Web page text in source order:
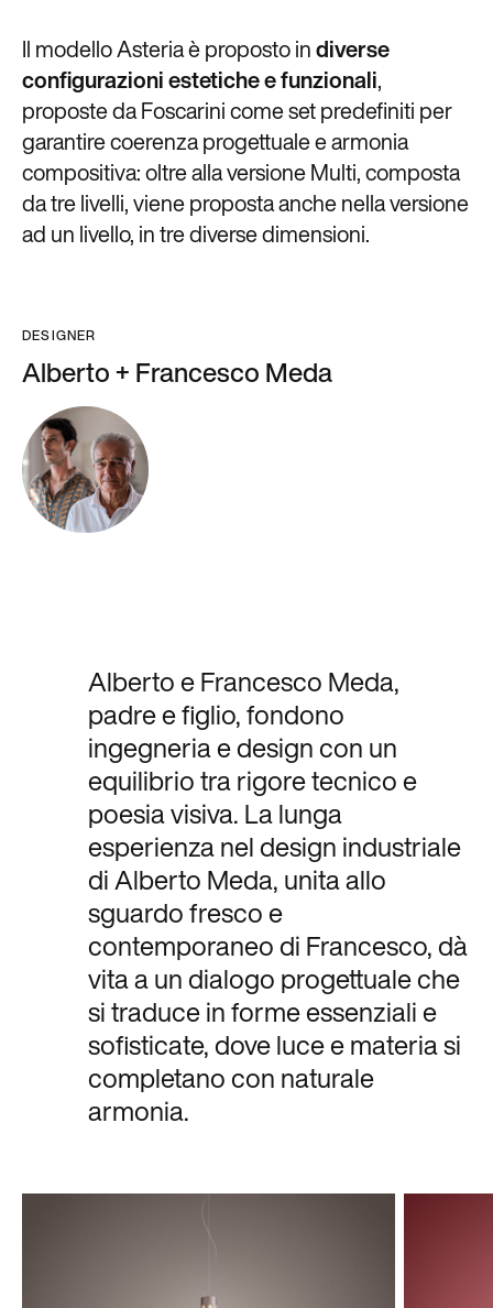
Il modello Asteria è proposto indiverse
configurazioni estetiche e funzionali,
proposte da Foscarini come set predefiniti per
garantire coerenza progettuale e armonia
compositiva: oltre alla versione Multi, composta
da tre livelli, viene proposta anche nella versione
ad un livello, in tre diverse dimensioni.
DESIGNER
Alberto + Francesco Meda
Alberto e Francesco Meda,
padre e figlio, fondono
ingegneria e design con un
equilibrio tra rigore tecnico e
poesia visiva. La lunga
esperienza nel design industriale
di Alberto Meda, unita allo
sguardo fresco e
contemporaneo di Francesco, dà
vita a un dialogo progettuale che
si traduce in forme essenziali e
sofisticate, dove luce e materia si
completano con naturale
armonia.